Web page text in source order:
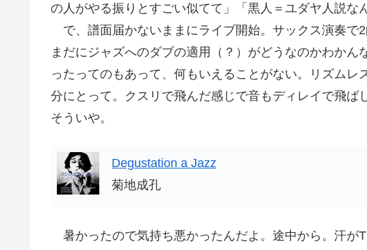
の人がやる振りとすごい似てて」「黒人＝ユダヤ人説な
で、譜面届かないままにライブ開始。サックス演奏で
まだにジャズへのダブの適用（？）がどうなのかわか
ったってのもあって、何もいえることがない。リズムレ
分にとって。クスリで飛んだ感じで音もディレイで飛ば
そういや。
Degustation a Jazz
菊地成孔
暑かったので気持ち悪かったんだよ。途中から。汗が